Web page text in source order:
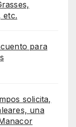
etc.
para
solicita,
una